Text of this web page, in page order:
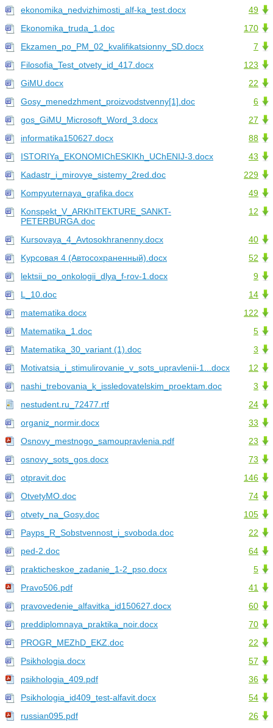
49
ekonomika_nedvizhimosti_alf-ka_test.docx
170
Ekonomika_truda_1.doc
7
Ekzamen_po_PM_02_kvalifikatsionny_SD.docx
123
Filosofia_Test_otvety_id_417.docx
22
GiMU.docx
6
Gosy_menedzhment_proizvodstvenny[1].doc
27
gos_GiMU_Microsoft_Word_3.docx
88
informatika150627.docx
43
ISTORIYa_EKONOMIChESKIKh_UChENIJ-3.docx
229
Kadastr_i_mirovye_sistemy_2red.doc
49
Kompyuternaya_grafika.docx
12
Konspekt_V_ARKhITEKTURE_SANKT-
PETERBURGA.doc
40
Kursovaya_4_Avtosokhranenny.docx
52
Kурсовая 4 (Автосохраненный).docx
9
lektsii_po_onkologii_dlya_f-rov-1.docx
14
L_10.doc
122
matematika.docx
5
Matematika_1.doc
3
Matematika_30_variant (1).doc
12
Motivatsia_i_stimulirovanie_v_sots_upravlenii-1...docx
3
nashi_trebovania_k_issledovatelskim_proektam.doc
24
nestudent.ru_72477.rtf
33
organiz_normir.docx
23
Osnovy_mestnogo_samoupravlenia.pdf
73
osnovy_sots_gos.docx
146
otpravit.doc
74
OtvetyMO.doc
105
otvety_na_Gosy.doc
22
Payps_R_Sobstvennost_i_svoboda.doc
64
ped-2.doc
5
prakticheskoe_zadanie_1-2_pso.docx
41
Pravo506.pdf
60
pravovedenie_alfavitka_id150627.docx
70
preddiplomnaya_praktika_noir.docx
22
PROGR_MEZhD_EKZ.doc
57
Psikhologia.docx
36
psikhologia_409.pdf
54
Psikhologia_id409_test-alfavit.docx
26
russian095.pdf